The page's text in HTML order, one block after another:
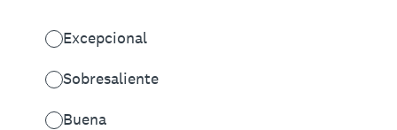
Excepcional
Sobresaliente
Buena